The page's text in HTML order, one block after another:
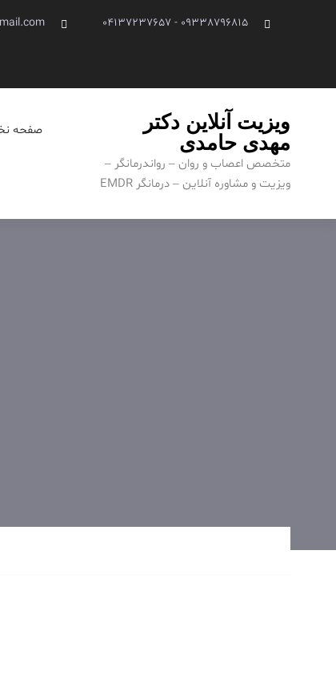
09338796815 - 04137237657
ویزیت آنلاین دکتر
مهدی حامدی
متخصص اعصاب و روان – رواندرمانگر –
ویزیت و مشاوره آنلاین – درمانگر EMDR
صفحه